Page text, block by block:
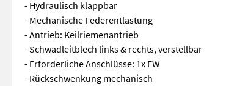
- Hydraulisch klappbar
- Mechanische Federentlastung
- Antrieb: Keilriemenantrieb
- Schwadleitblech links & rechts, verstellbar
- Erforderliche Anschlüsse: 1x EW
- Rückschwenkung mechanisch